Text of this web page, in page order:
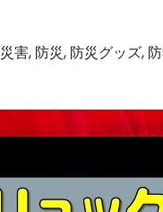
災害, 防災, 防災グッズ,